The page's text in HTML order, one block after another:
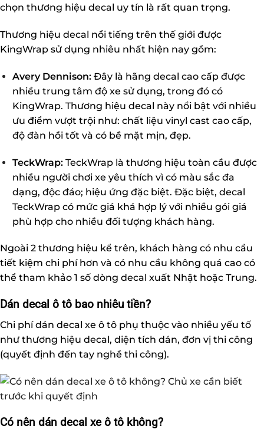
chọn thương hiệu decal uy tín là rất quan trọng.
Thương hiệu decal nổi tiếng trên thế giới được
KingWrap sử dụng nhiêu nhất hiện nay gồm:
Avery Dennison: Đây là hãng decal cao cấp được
nhiều trung tâm độ xe sử dụng, trong đó có
KingWrap. Thương hiệu decal này nổi bật với nhiều
ưu điểm vượt trội như: chất liệu vinyl cast cao cấp,
độ đàn hồi tốt và có bề mặt mịn, đẹp.
TeckWrap:TeckWrap là thương hiệu toàn cầu được
nhiều người chơi xe yêu thích vì có màu sắc đa
dạng, độc đáo; hiệu ứng đặc biệt. Đặc biệt, decal
TeckWrap có mức giá khá hợp lý với nhiều gói giá
phù hợp cho nhiều đối tượng khách hàng.
Ngoài 2 thương hiệu kể trên, khách hàng có nhu cầu
tiết kiệm chi phí hơn và có nhu cầu không quá cao có
thể tham khảo 1 số dòng decal xuất Nhật hoặc Trung.
Dán decal ô tô bao nhiêu tiền?
Chi phí dán decal xe ô tô phụ thuộc vào nhiều yếu tố
như thương hiệu decal, diện tích dán, đơn vị thi công
(quyết định đến tay nghề thi công).
Có nên dán decal xe ô tô không?